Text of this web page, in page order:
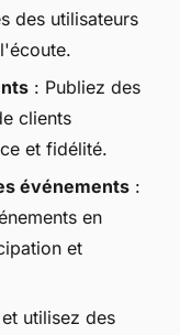
des utilisateurs
: Publiez des
clients
et fidélité.
événements :
en
et
utilisez des